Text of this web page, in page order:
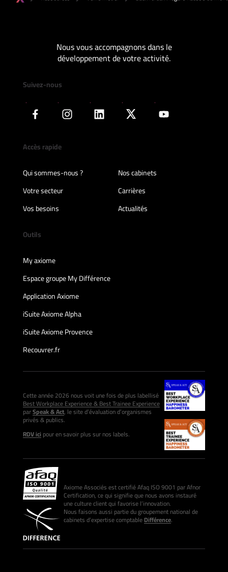
Nous vous accompagnons dans le
développement de votre activité.
Suivez-nous
Accès rapide
Qui sommes-nous ?
Nos cabinets
Votre secteur
Carrières
Vos besoins
Actualités
Outils
My axiome
Espace groupe My Différence
Application Axiome
iSuite Axiome Alpha
iSuite Axiome Provence
Recouvrer.fr
Cette année 2026 nous voit une fois de plus labellisé
Best Workplace Experience & Best Trainee Experience
parSpeak & Act, le site d’évaluation d’organismes
privés & publics.
RDV icipour en savoir plus sur nos labels.
Axiome Associés est certifié Afaq ISO 9001 par Afnor
Certification, ce qui signifie que nous avons instauré
une culture client qui favorise l’innovation.
Nous faisons aussi partie du groupement national de
cabinets d’expertise comptableDifférence.